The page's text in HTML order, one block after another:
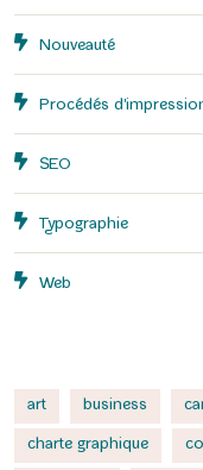
Nouveauté
Procédés
SEO
Typographie
Web
art business
charte graphique